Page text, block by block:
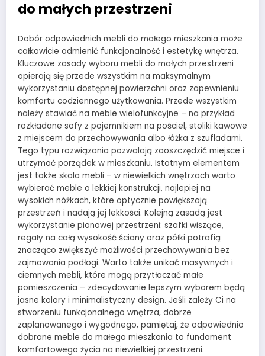
do małych przestrzeni
Dobór odpowiednich mebli do małego mieszkania może
całkowicie odmienić funkcjonalność i estetykę wnętrza.
Kluczowe zasady wyboru mebli do małych przestrzeni
opierają się przede wszystkim na maksymalnym
wykorzystaniu dostępnej powierzchni oraz zapewnieniu
komfortu codziennego użytkowania. Przede wszystkim
należy stawiać na meble wielofunkcyjne – na przykład
rozkładane sofy z pojemnikiem na pościel, stoliki kawowe
z miejscem do przechowywania albo łóżka z szufladami.
Tego typu rozwiązania pozwalają zaoszczędzić miejsce i
utrzymać porządek w mieszkaniu. Istotnym elementem
jest także skala mebli – w niewielkich wnętrzach warto
wybierać meble o lekkiej konstrukcji, najlepiej na
wysokich nóżkach, które optycznie powiększają
przestrzeń i nadają jej lekkości. Kolejną zasadą jest
wykorzystanie pionowej przestrzeni: szafki wiszące,
regały na całą wysokość ściany oraz półki potrafią
znacząco zwiększyć możliwości przechowywania bez
zajmowania podłogi. Warto także unikać masywnych i
ciemnych mebli, które mogą przytłaczać małe
pomieszczenia – zdecydowanie lepszym wyborem będą
jasne kolory i minimalistyczny design. Jeśli zależy Ci na
stworzeniu funkcjonalnego wnętrza, dobrze
zaplanowanego i wygodnego, pamiętaj, że odpowiednio
dobrane meble do małego mieszkania to fundament
komfortowego życia na niewielkiej przestrzeni.